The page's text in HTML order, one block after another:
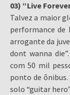
03) “Live
Talvez a maior
performance de
arrogante da
dont wanna
com 50 mil
ponto de ônibus.
solo “guitar